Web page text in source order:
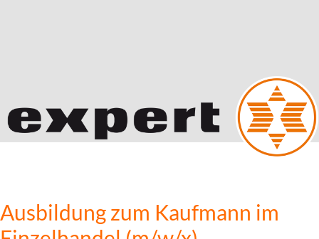
Ausbildung zum Kaufmann im